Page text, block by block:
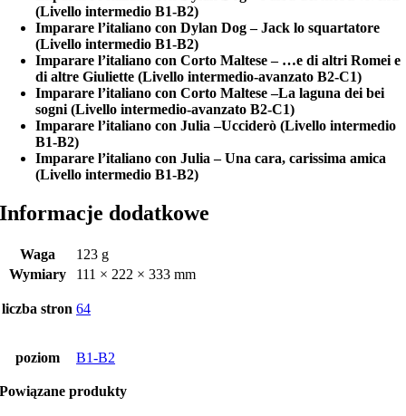
(Livello intermedio B1-B2)
Imparare l’italiano con Dylan Dog – Jack lo squartatore
(Livello intermedio B1-B2)
Imparare l’italiano con Corto Maltese – …e di altri Romei e
di altre Giuliette (Livello intermedio-avanzato B2-C1)
Imparare l’italiano con Corto Maltese –La laguna dei bei
sogni (Livello intermedio-avanzato B2-C1)
Imparare l’italiano con Julia –Ucciderò (Livello intermedio
B1-B2)
Imparare l’italiano con Julia – Una cara, carissima amica
(Livello intermedio B1-B2)
Informacje dodatkowe
Waga
123 g
Wymiary
111 × 222 × 333 mm
liczba stron 64
poziom B1-B2
Powiązane produkty